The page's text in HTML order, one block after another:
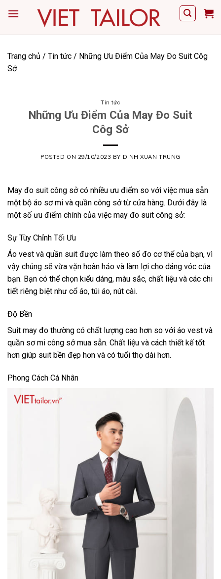
Trang chủ / Tin tức / Những Ưu Điểm Của May Đo Suit Côg
Sở
Tin tức
Những Ưu Điểm Của May Đo Suit
Côg Sở
POSTED ON 29/10/2023 BY DINH XUAN TRUNG
May đo suit công sở có nhiều ưu điểm so với việc mua sẵn
một bộ áo sơ mi và quần công sở từ cửa hàng. Dưới đây là
một số ưu điểm chính của việc may đo suit công sở:
Sự Tùy Chỉnh Tối Ưu
Áo vest và quần suit được làm theo số đo cơ thể của bạn, vì
vậy chúng sẽ vừa vặn hoàn hảo và làm lợi cho dáng vóc của
bạn. Bạn có thể chọn kiểu dáng, màu sắc, chất liệu và các chi
tiết riêng biệt như cổ áo, túi áo, nút cài.
Độ Bền
Suit may đo thường có chất lượng cao hơn so với áo vest và
quần sơ mi công sở mua sẵn. Chất liệu và cách thiết kế tốt
hơn giúp suit bền đẹp hơn và có tuổi thọ dài hơn.
Phong Cách Cá Nhân